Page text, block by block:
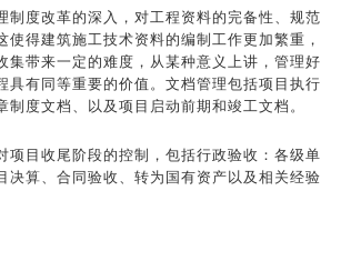
度改革的深入，对工程资料的完备性、规范
使得建筑施工技术资料的编制工作更加繁重，
集带来一定的难度，从某种意义上讲，管理好
具有同等重要的价值。文档管理包括项目执行
制度文档、以及项目启动前期和竣工文档。
目收尾阶段的控制，包括行政验收：各级单
决算、合同验收、转为国有资产以及相关经验